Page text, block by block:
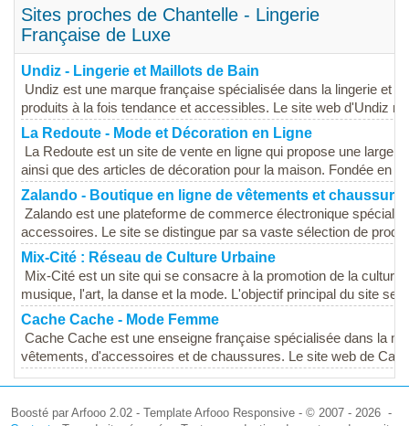
Sites proches de Chantelle - Lingerie
Française de Luxe
Undiz - Lingerie et Maillots de Bain
Undiz est une marque française spécialisée dans la lingerie et
produits à la fois tendance et accessibles. Le site web d'Undiz
La Redoute - Mode et Décoration en Ligne
La Redoute est un site de vente en ligne qui propose une large
ainsi que des articles de décoration pour la maison. Fondée en
Zalando - Boutique en ligne de vêtements et
Zalando est une plateforme de commerce électronique
accessoires. Le site se distingue par sa vaste sélection de
Mix-Cité : Réseau de Culture Urbaine
Mix-Cité est un site qui se consacre à la promotion de la
musique, l'art, la danse et la mode. L'objectif principal du site
Cache Cache - Mode Femme
Cache Cache est une enseigne française spécialisée dans la
vêtements, d'accessoires et de chaussures. Le site web de
Boosté par Arfooo 2.02 - Template Arfooo Responsive - © 2007 - 2026 -